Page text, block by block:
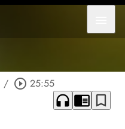
/ play_circle_outline 25:55
headphones chrome_reader_mode bookmark_border